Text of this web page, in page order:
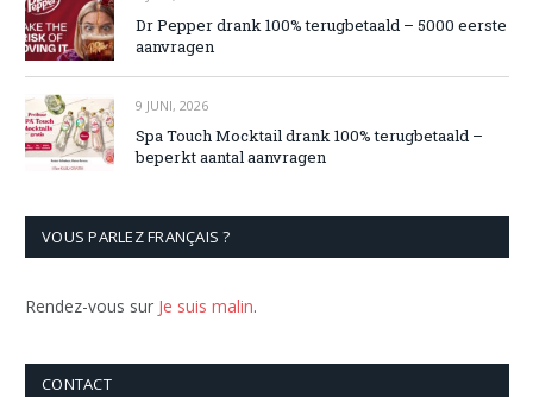
Dr Pepper drank 100% terugbetaald – 5000 eerste
aanvragen
9 JUNI, 2026
Spa Touch Mocktail drank 100% terugbetaald –
beperkt aantal aanvragen
VOUS PARLEZ FRANÇAIS ?
Rendez-vous sur Je suis malin.
CONTACT